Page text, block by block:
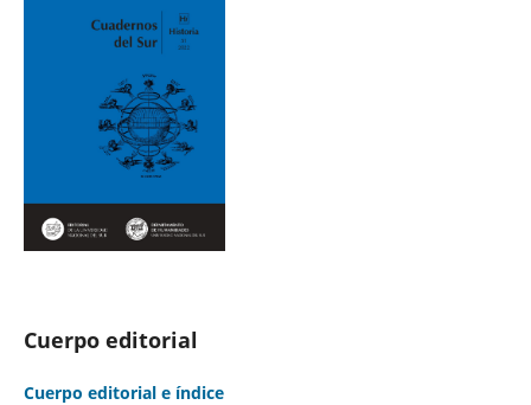
Cuerpo editorial
Cuerpo editorial e índice